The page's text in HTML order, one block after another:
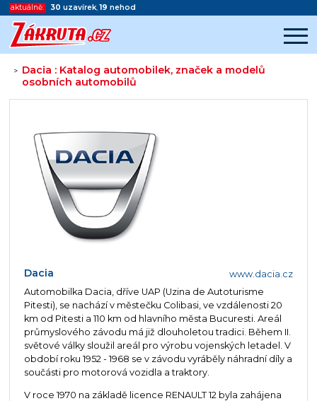
aktuálně: 30 uzavírek,19 nehod
> Dacia : Katalog automobilek, značek a modelů
osobních automobilů
Začátek reklamy
www.dacia.cz
Dacia
Automobilka Dacia, dříve UAP (Uzina de Autoturisme
Pitesti), se nachází v městečku Colibasi, ve vzdálenosti 20
km od Pitesti a 110 km od hlavního města Bucuresti. Areál
průmyslového závodu má již dlouholetou tradici. Během II.
světové války sloužil areál pro výrobu vojenských letadel. V
období roku 1952 - 1968 se v závodu vyráběly náhradní díly a
součásti pro motorová vozidla a traktory.
V roce 1970 na základě licence RENAULT 12 byla zahájena